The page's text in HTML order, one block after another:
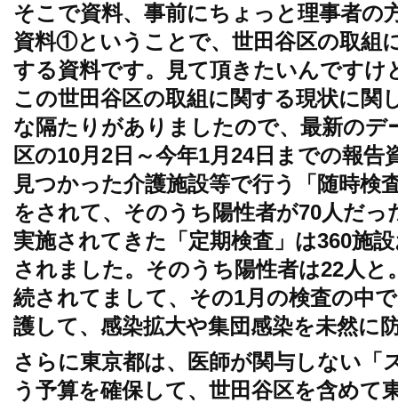
そこで資料、事前にちょっと理事者の
資料①ということで、世田谷区の取組
する資料です。見て頂きたいんですけ
この世田谷区の取組に関する現状に関
な隔たりがありましたので、最新のデ
区の10月2日～今年1月24日までの報
見つかった介護施設等で行う「随時検
をされて、そのうち陽性者が70人だっ
実施されてきた「定期検査」は360施
されました。そのうち陽性者は22人と
続されてまして、その1月の検査の中
護して、感染拡大や集団感染を未然に
さらに東京都は、医師が関与しない「
う予算を確保して、世田谷区を含めて